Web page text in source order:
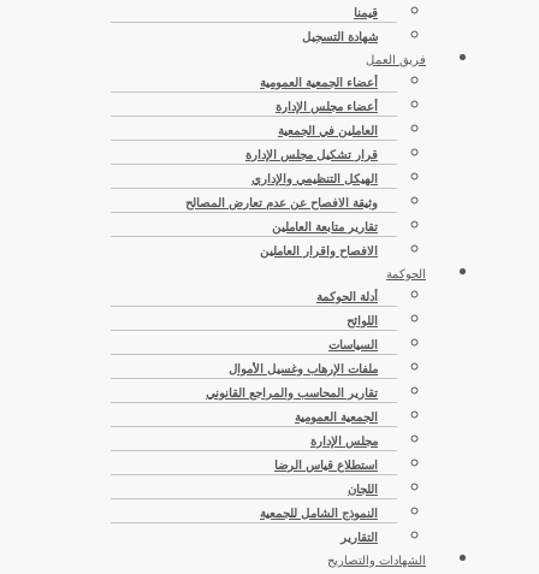
قيمنا
شهادة التسجيل
فريق العمل
أعضاء الجمعية العمومية
أعضاء مجلس الإدارة
العاملين في الجمعية
قرار تشكيل مجلس الإدارة
الهيكل التنظيمي والإداري
وثيقة الافصاح عن عدم تعارض المصالح
تقارير متابعة العاملين
الافصاح واقرار العاملين
الحوكمة
أدلة الحوكمة
اللوائح
السياسات
ملفات الإرهاب وغسيل الأموال
تقارير المحاسب والمراجع القانوني
الجمعية العمومية
مجلس الإدارة
استطلاع قياس الرضا
اللجان
النموذج الشامل للجمعية
التقارير
الشهادات والتصاريح